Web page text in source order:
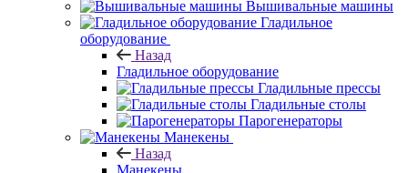
Вышивальные машины
Гладильное
оборудование
Назад
Гладильное оборудование
Гладильные прессы
Гладильные столы
Парогенераторы
Манекены
Назад
Манекены